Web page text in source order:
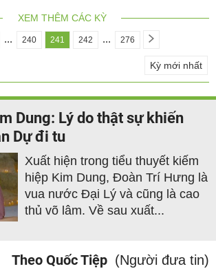
XEM THÊM CÁC KỲ
... 240 241 242 ... 276
Kỳ mới nhất
Dung: Lý do thật sự khiến
Dự đi tu
Xuất hiện trong tiểu thuyết kiếm
hiệp Kim Dung, Đoàn Trí Hưng là
vua nước Đại Lý và cũng là cao
thủ võ lâm. Về sau xuất...
Theo Quốc Tiệp (Người đưa tin)